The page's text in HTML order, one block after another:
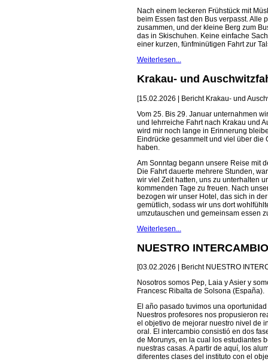
Nach einem leckeren Frühstück mit
beim Essen fast den Bus verpasst. Alle
zusammen, und der kleine Berg zum
das in Skischuhen. Keine einfache
einer kurzen, fünfminütigen Fahrt zur
Weiterlesen...
Krakau- und
[15.02.2026 | Bericht Krakau- und
Vom 25. Bis 29. Januar unternahmen
und lehrreiche Fahrt nach Krakau und
wird mir noch lange in Erinnerung
Eindrücke gesammelt und viel über die
haben.
Am Sonntag begann unsere Reise mit
Die Fahrt dauerte mehrere Stunden,
wir viel Zeit hatten, uns zu unterhalten
kommenden Tage zu freuen. Nach
bezogen wir unser Hotel, das sich in
gemütlich, sodass wir uns dort
umzutauschen und gemeinsam essen
Weiterlesen...
NUESTRO
[03.02.2026 | Bericht NUESTRO
Nosotros somos Pep, Laia y Asier y
Francesc Ribalta de Solsona (España).
El año pasado tuvimos una
Nuestros profesores nos propusieron
el objetivo de mejorar nuestro nivel de
oral. El intercambio consistió en dos
de Morunys, en la cual los estudiantes
nuestras casas. A partir de aquí, los
diferentes clases del instituto con el